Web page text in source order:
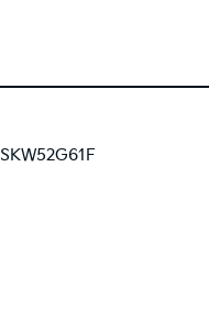
SKW52G61F